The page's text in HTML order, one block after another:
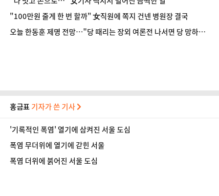
"100만원 줄게 한 번 할까" 女직원에 쪽지 건넨 병원장 결국
오늘 한동훈 제명 전망…"당 때리는 장외 여론전 나서면 당 망하는
홍금표 기자가 쓴 기사
'기록적인 폭염' 열기에 삼켜진 서울 도심
폭염 무더위에 열기에 갇힌 서울
폭염 더위에 붉어진 서울 도심